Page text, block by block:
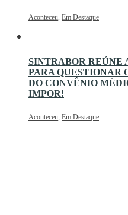
Aconteceu, Em Destaque
SINTRABOR REÚNE
PARA QUESTIONAR
DO CONVÊNIO
IMPOR!
Aconteceu, Em Destaque